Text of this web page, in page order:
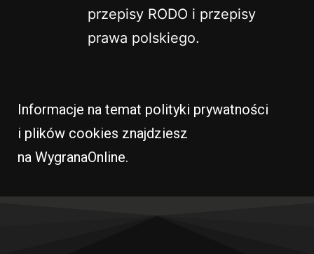
przepisy RODO i przepisy
prawa polskiego.
Informacje na temat polityki prywatności
i plików cookies znajdziesz
na WygranaOnline.